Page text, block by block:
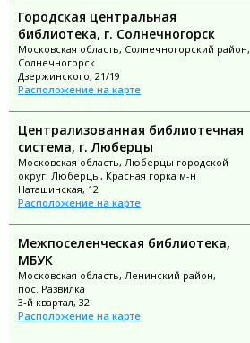
Городская центральная
библиотека, г. Солнечногорск
Московская область, Солнечногорский район,
Солнечногорск
Дзержинского, 21/19
Расположение на карте
Централизованная библиотечная
система, г. Люберцы
Московская область, Люберцы городской
округ, Люберцы, Красная горка м-н
Наташинская, 12
Расположение на карте
Межпоселенческая библиотека,
МБУК
Московская область, Ленинский район,
пос. Развилка
3-й квартал, 32
Расположение на карте